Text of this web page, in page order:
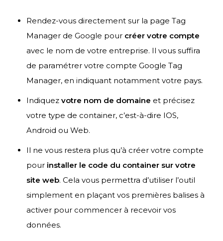
Rendez-vous directement sur la page Tag
Manager de Google pour créer votre compte
avec le nom de votre entreprise. Il vous suffira
de paramétrer votre compte Google Tag
Manager, en indiquant notamment votre pays.
Indiquezvotre nom de domaine et précisez
votre type de container, c’est-à-dire IOS,
Android ou Web.
Il ne vous restera plus qu’à créer votre compte
pour installer le code du container sur votre
site web. Cela vous permettra d’utiliser l’outil
simplement en plaçant vos premières balises à
activer pour commencer à recevoir vos
données.